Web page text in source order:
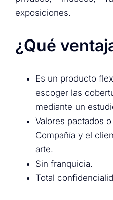
exposiciones.
¿Qué
Es un producto
escoger las
mediante un
Valores pactados
Compañía y el
arte.
Sin franquicia.
Total